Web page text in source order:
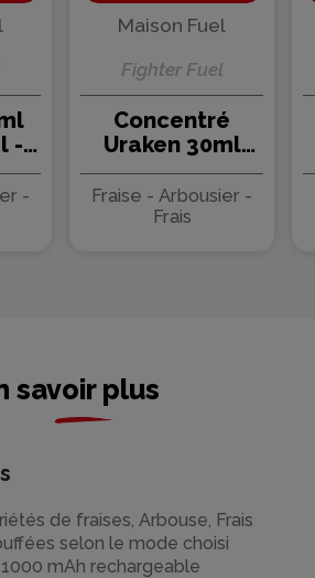
-
-
Maison Fuel
Fighter Fuel
Concentré
Uraken 30ml
Fighter Fuel -
Maison Fuel (5
pièces)
Fraise - Arbousier -
Frais
savoir plus
de fraises, Arbouse, Frais
selon le mode choisi
mAh rechargeable